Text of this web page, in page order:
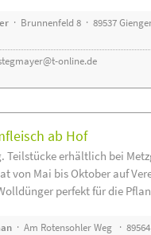
· Brunnenfeld 8 · 89537
online.de
ab Hof
Teilstücke erhältlich bei
von Mai bis Oktober auf
perfekt für die
· Am Rotensohler Weg ·